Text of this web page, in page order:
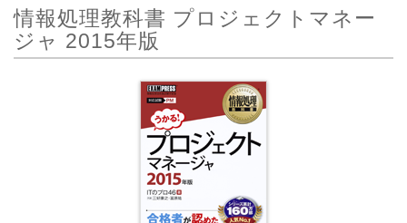
情報処理教科書 プロジェクトマネー
ジャ 2015年版